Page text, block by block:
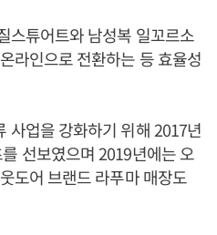
스튜어트와 남성복 일꼬르소
라인으로 전환하는 등 효율성
사업을 강화하기 위해 2017년
선보였으며 2019년에는 오
도어 브랜드 라푸마 매장도